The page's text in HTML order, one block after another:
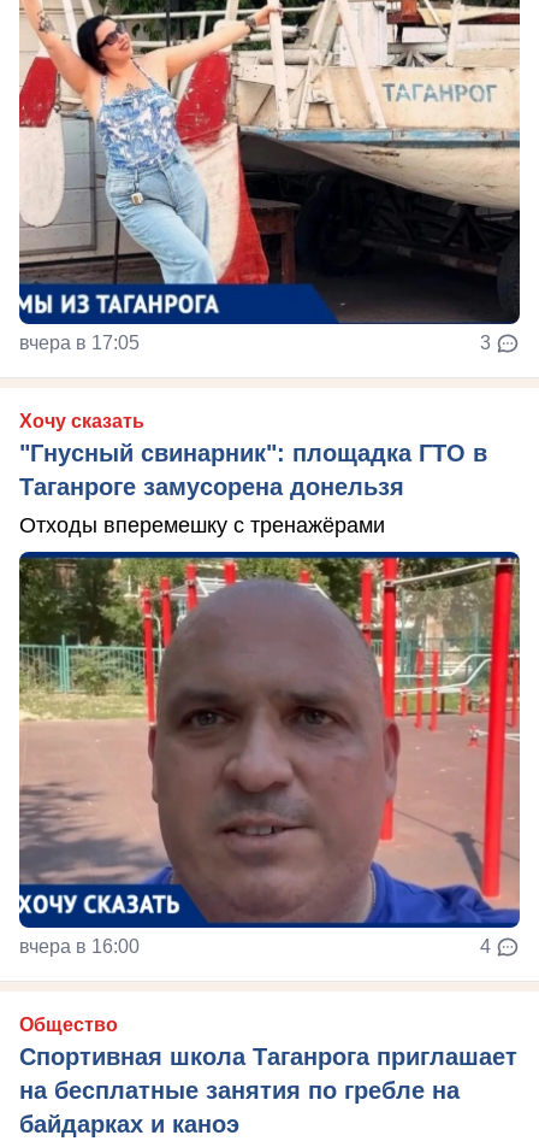
вчера в 17:05 3
Хочу сказать
"Гнусный свинарник": площадка ГТО в
Таганроге замусорена донельзя
Отходы вперемешку с тренажёрами
вчера в 16:00 4
Общество
Спортивная школа Таганрога приглашает
на бесплатные занятия по гребле на
байдарках и каноэ